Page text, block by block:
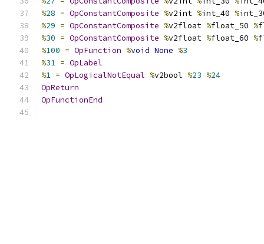
%28 = OpConstantComposite %v2int %int_40 %
%29 = OpConstantComposite %v2float %float_50 %
%30 = OpConstantComposite %v2float %float_60 %
%100 = OpFunction %void None %3
%31 = OpLabel
%1 = OpLogicalNotEqual %v2bool %23 %24
OpReturn
OpFunctionEnd